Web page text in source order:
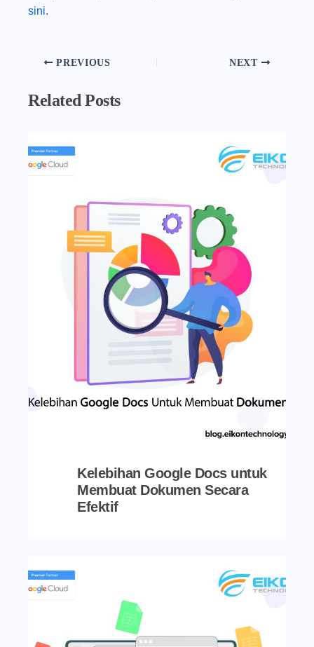
sini.
PREVIOUS NEXT
Related Posts
Kelebihan Google Docs untuk
Membuat Dokumen Secara
Efektif